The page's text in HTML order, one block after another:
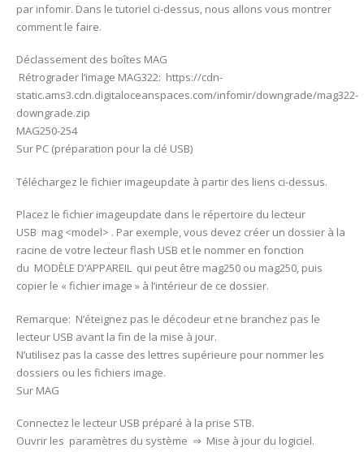
par infomir. Dans le tutoriel ci-dessus, nous allons vous montrer
comment le faire.
Déclassement des boîtes MAG
Rétrograder l’image MAG322: https://cdn-
static.ams3.cdn.digitaloceanspaces.com/infomir/downgrade/mag322-
downgrade.zip
MAG250-254
Sur PC (préparation pour la clé USB)
Téléchargez le fichier imageupdate à partir des liens ci-dessus.
Placez le fichier imageupdate dans le répertoire du lecteur
USB mag <model> . Par exemple, vous devez créer un dossier à la
racine de votre lecteur flash USB et le nommer en fonction
du MODÈLE D’APPAREIL qui peut être mag250 ou mag250, puis
copier le « fichier image » à l’intérieur de ce dossier.
Remarque: N’éteignez pas le décodeur et ne branchez pas le
lecteur USB avant la fin de la mise à jour.
N’utilisez pas la casse des lettres supérieure pour nommer les
dossiers ou les fichiers image.
Sur MAG
Connectez le lecteur USB préparé à la prise STB.
Ouvrir les paramètres du système ⇒ Mise à jour du logiciel.